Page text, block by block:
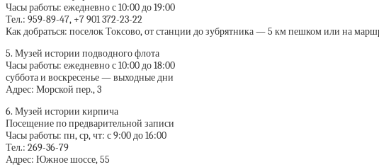
Часы работы: ежедневно с 10:00 до 19:00
Тел.: 959-89-47, +7 901 372-23-22
Как добраться: поселок Токсово, от станции до зубрятника — 5 км пешком или на
5. Музей истории подводного флота
Часы работы: ежедневно с 10:00 до 18:00
суббота и воскресенье — выходные дни
Адрес: Морской пер., 3
6. Музей истории кирпича
Посещение по предварительной записи
Часы работы: пн, ср, чт: с 9:00 до 16:00
Тел.: 269-36-79
Адрес: Южное шоссе, 55